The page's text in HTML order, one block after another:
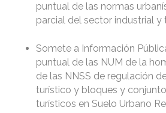
puntual de las normas
parcial del sector industrial y
Somete a Información
puntual de las NUM de la
de las NNSS de regulación
turístico y bloques y
turísticos en Suelo Urbano